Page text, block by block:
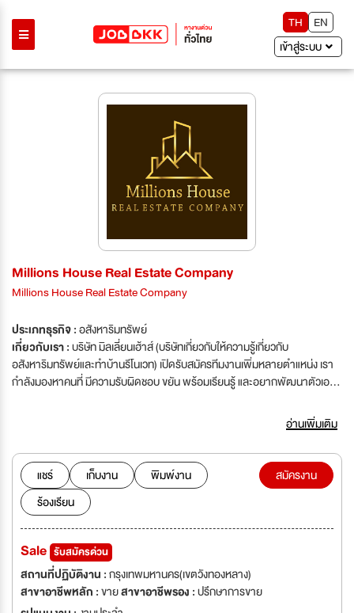
TH
EN
เข้าสู่ระบบ
Millions House Real Estate Company
Millions House Real Estate Company
ประเภทธุรกิจ :อสังหาริมทรัพย์
เกี่ยวกับเรา :บริษัท มิลเลี่ยนเฮ้าส์ (บริษัทเกี่ยวกับให้ความรู้เกี่ยวกับ
อสังหาริมทรัพย์และทำบ้านรีโนเวท) เปิดรับสมัครทีมงานเพิ่มหลายตำแหน่ง เรา
กำลังมองหาคนที่ มีความรับผิดชอบ ขยัน พร้อมเรียนรู้ และอยากพัฒนาตัวเอง
อ่านเพิ่มเติม
แชร์ เก็บงาน
พิมพ์งาน
ร้องเรียน
สมัครงาน
Sale รับสมัครด่วน
สถานที่ปฏิบัติงาน :กรุงเทพมหานคร(เขตวังทองหลาง)
สาขาอาชีพหลัก :ขายสาขาอาชีพรอง :ปรึกษาการขาย